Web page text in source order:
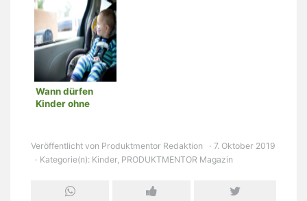
Wann dürfen
Kinder ohne
Veröffentlicht von Produktmentor Redaktion
7. Oktober 2019
Kategorie(n): Kinder, PRODUKTMENTOR Magazin